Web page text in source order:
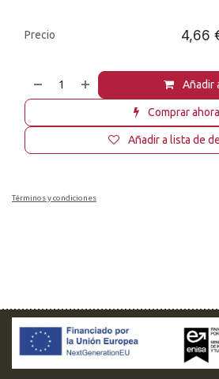
Añadir
Comprar ahora
Añadir a lista de
Precio 4,66
Términos y condiciones